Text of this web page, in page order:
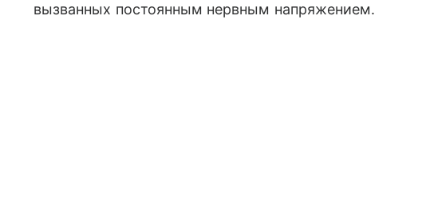
вызванных постоянным нервным напряжением.